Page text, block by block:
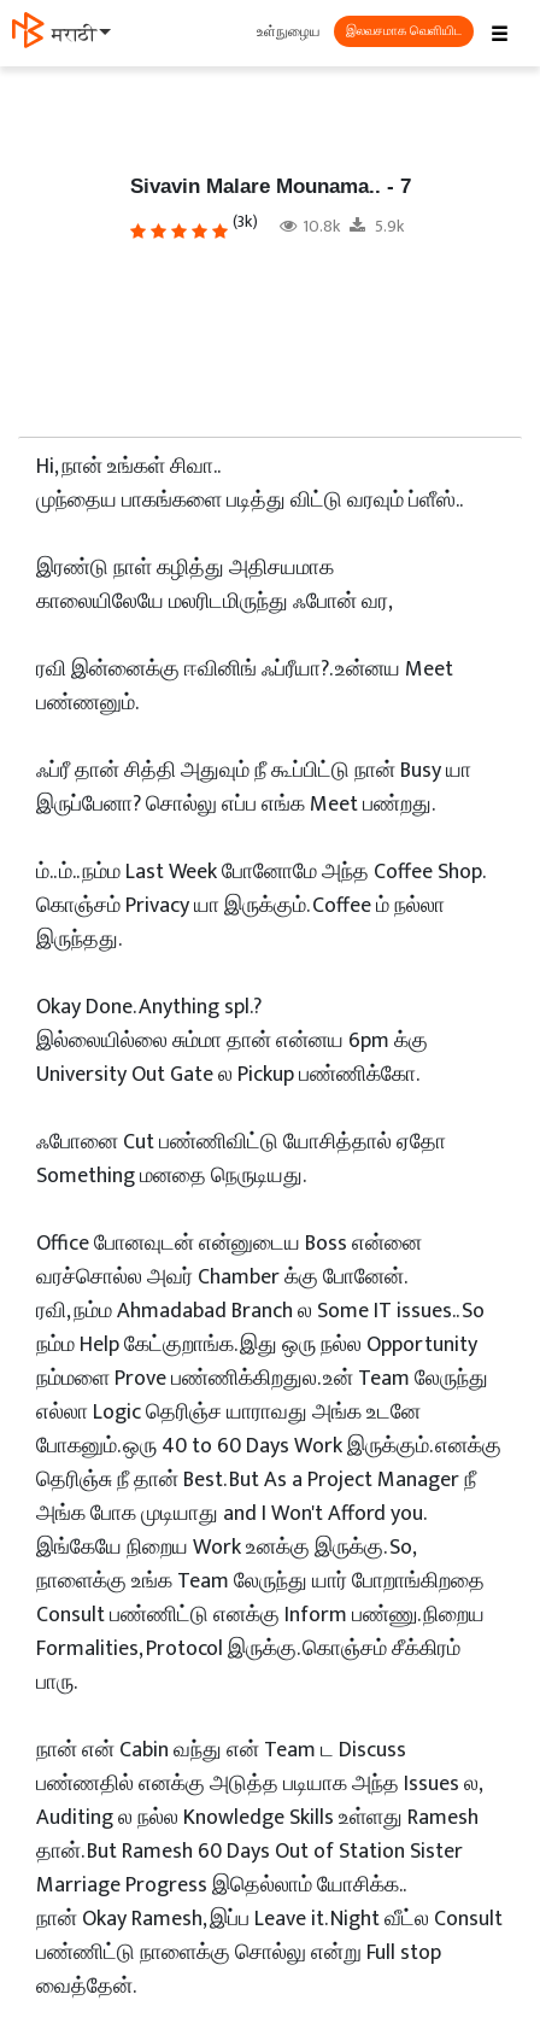
தமிழ் ☰
உள்நுழைய இலவசமாக வெளியிட
Sivavin Malare Mounama.. - 7
(3k) 10.8k 5.9k
Hi, நான் உங்கள் சிவா..
முந்தைய பாகங்களை படித்து விட்டு வரவும் ப்ளீஸ்..
இரண்டு நாள் கழித்து அதிசயமாக
காலையிலேயே மலரிடமிருந்து ஃபோன் வர,
ரவி இன்னைக்கு ஈவினிங் ஃப்ரீயா?. உன்னய Meet
பண்ணனும்.
ஃப்ரீ தான் சித்தி அதுவும் நீ கூப்பிட்டு நான் Busy யா
இருப்பேனா? சொல்லு எப்ப எங்க Meet பண்றது.
ம்.. ம்.. நம்ம Last Week போனோமே அந்த Coffee Shop.
கொஞ்சம் Privacy யா இருக்கும். Coffee ம் நல்லா
இருந்தது.
Okay Done. Anything spl.?
இல்லையில்லை சும்மா தான் என்னய 6pm க்கு
University Out Gate ல Pickup பண்ணிக்கோ.
ஃபோனை Cut பண்ணிவிட்டு யோசித்தால் ஏதோ
Something மனதை நெருடியது.
Office போனவுடன் என்னுடைய Boss என்னை
வரச்சொல்ல அவர் Chamber க்கு போனேன்.
ரவி, நம்ம Ahmadabad Branch ல Some IT issues.. So
நம்ம Help கேட்குறாங்க. இது ஒரு நல்ல Opportunity
நம்மளை Prove பண்ணிக்கிறதுல. உன் Team லேருந்து
எல்லா Logic தெரிஞ்ச யாராவது அங்க உடனே
போகனும். ஒரு 40 to 60 Days Work இருக்கும். எனக்கு
தெரிஞ்சு நீ தான் Best. But As a Project Manager நீ
அங்க போக முடியாது and I Won't Afford you.
இங்கேயே நிறைய Work உனக்கு இருக்கு. So,
நாளைக்கு உங்க Team லேருந்து யார் போறாங்கிறதை
Consult பண்ணிட்டு எனக்கு Inform பண்ணு.‌ நிறைய
Formalities, Protocol இருக்கு. கொஞ்சம் சீக்கிரம்
பாரு.
நான் என் Cabin வந்து என் Team ட Discuss
பண்ணதில் எனக்கு அடுத்த படியாக அந்த Issues ல,
Auditing ல நல்ல Knowledge Skills உள்ளது Ramesh
தான். But Ramesh 60 Days Out of Station Sister
Marriage Progress இதெல்லாம் யோசிக்க..
நான் Okay Ramesh, இப்ப Leave it. Night வீட்ல Consult
பண்ணிட்டு நாளைக்கு சொல்லு என்று Full stop
வைத்தேன்.